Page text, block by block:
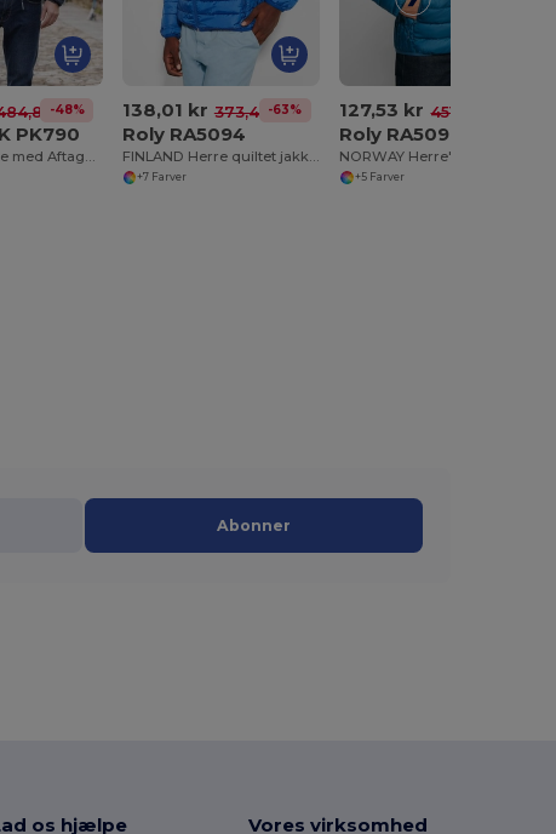
kr
-48%
PK790
Vandtæt Jakke med Aftagelig Hætte og Flere Lommer
138,01 kr 373,43 kr
-63%
Roly RA5094
FINLAND Herre quiltet jakke med feather touch polstring
+7 Farver
127,53 kr 451,41 kr
Roly RA5090
+5 Farver
Abonner
os hjælpe Vores virksomhed